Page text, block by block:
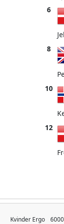
6
8
10
12
Kvinder Ergo